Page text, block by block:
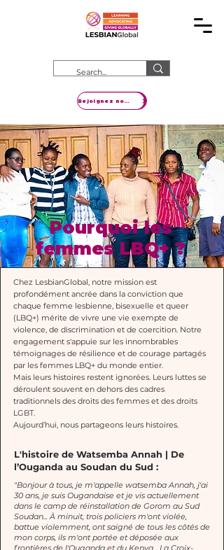
Rejoignez notre mouvement
Pourquoi les
femmes LBQ+ ?
Chez LesbianGlobal, notre mission est
profondément ancrée dans la conviction que
chaque femme lesbienne, bisexuelle et queer
(LBQ+) mérite de vivre une vie exempte de
violence, de discrimination et de coercition. Notre
engagement s'appuie sur les innombrables
témoignages de résilience et de courage partagés
par les femmes LBQ+ du monde entier.
Mais leurs histoires restent ignorées. Leurs luttes se
déroulent souvent en dehors des cadres
traditionnels des droits des femmes et des droits
LGBT.
Aujourd’hui, nous partageons leurs histoires.
L'histoire de Watsemba Annah | De
l’Ouganda au Soudan du Sud :
"Bonjour à tous, je m'appelle watsemba Annah, j'ai
30 ans, je suis Ougandaise et je vis actuellement
dans le camp de réinstallation de Gorom au Sud
Soudan... À minuit, trois policiers m'ont violée,
battue violemment, ont saigné de tous les côtés de
mon corps, ils m'ont portée et déposée aux
frontières de l'Ouganda et du Kenya... La Croix-